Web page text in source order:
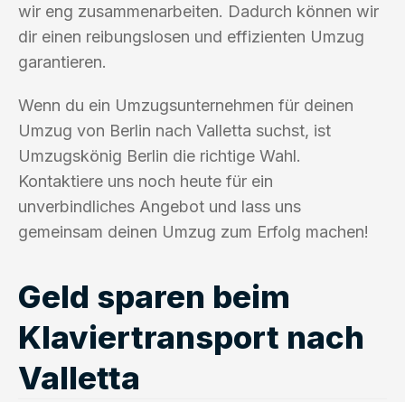
wir eng zusammenarbeiten. Dadurch können wir
dir einen reibungslosen und effizienten Umzug
garantieren.
Wenn du ein Umzugsunternehmen für deinen
Umzug von Berlin nach Valletta suchst, ist
Umzugskönig Berlin die richtige Wahl.
Kontaktiere uns noch heute für ein
unverbindliches Angebot und lass uns
gemeinsam deinen Umzug zum Erfolg machen!
Geld sparen beim
Klaviertransport nach
Valletta